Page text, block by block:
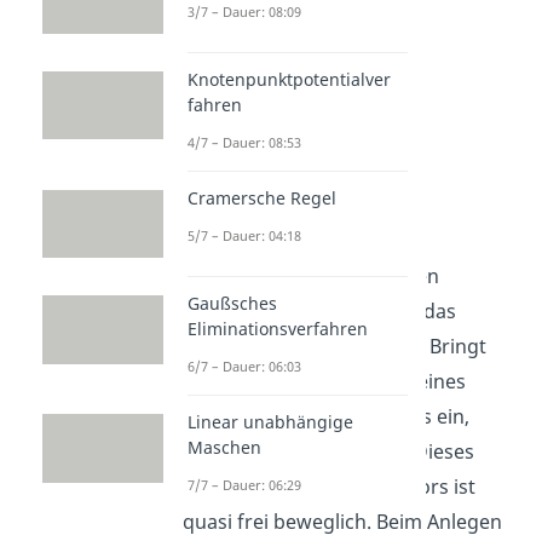
n-Halbleiter
Bei der n-Dotierung werden
fünfwertige Donatoren in das
Siliziumgitter eingebracht. Bringt
man ein solches an Stelle eines
vierwertigen Siliziumatoms ein,
bleibt ein Elektron übrig. Dieses
Außenelektron des Donators ist
quasi frei beweglich. Beim Anlegen
3/7 – Dauer: 08:09
Knotenpunktpotentialver
fahren
4/7 – Dauer: 08:53
Cramersche Regel
5/7 – Dauer: 04:18
Gaußsches
Eliminationsverfahren
6/7 – Dauer: 06:03
Linear unabhängige
Maschen
7/7 – Dauer: 06:29